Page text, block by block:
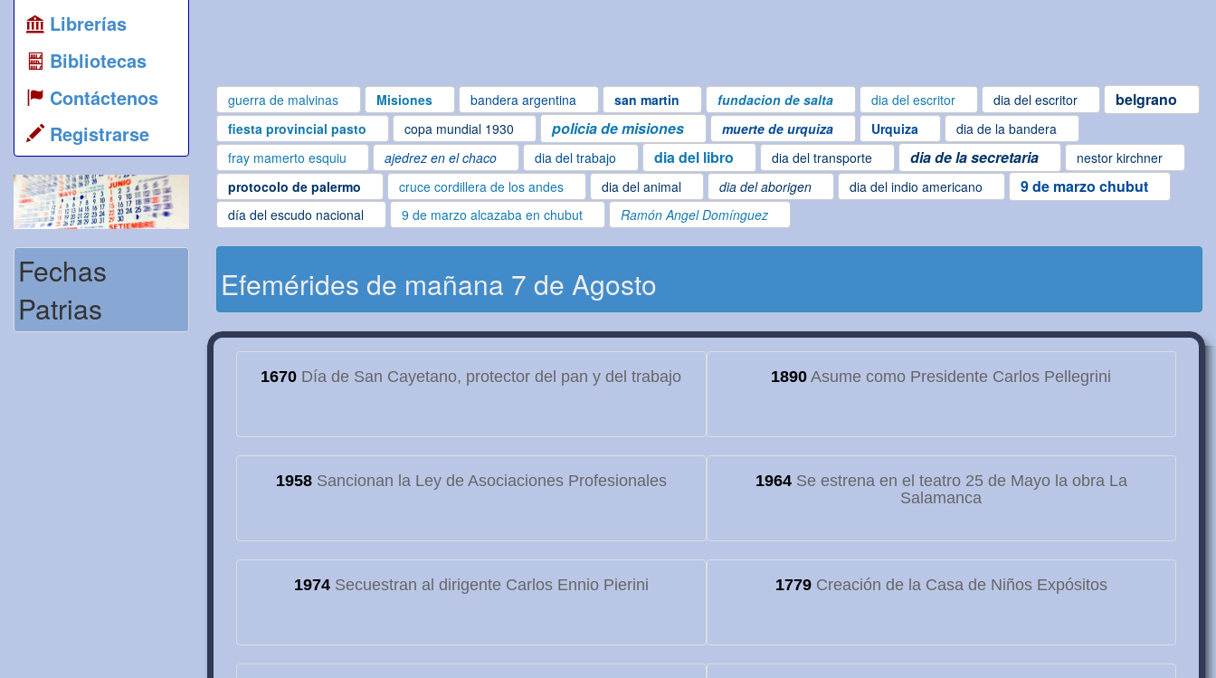
Librerías
Bibliotecas
Contáctenos
Registrarse
Fechas
Patrias
guerra de malvinas Misiones bandera argentina san martin fundacion de salta dia del escritor dia del escritor belgrano
fiesta provincial pasto copa mundial 1930 policia de misiones muerte de urquiza Urquiza
dia de la bandera
fray mamerto esquiu
ajedrez en el chaco dia del trabajo dia del libro dia del transporte dia de la secretaria
nestor kirchner
protocolo de palermo
cruce cordillera de los andes dia del animal dia del aborigen dia del indio americano 9 de marzo chubut
día del escudo nacional 9 de marzo alcazaba en chubut Ramón Angel Domínguez
Efemérides de mañana 7 de Agosto
1670 Día de San Cayetano, protector del pan y del trabajo 1890 Asume como Presidente Carlos Pellegrini
1958Sancionan la Ley de Asociaciones Profesionales 1964Se estrena en el teatro 25 de Mayo la obra La
Salamanca
1974Secuestran al dirigente Carlos Ennio Pierini 1779Creación de la Casa de Niños Expósitos